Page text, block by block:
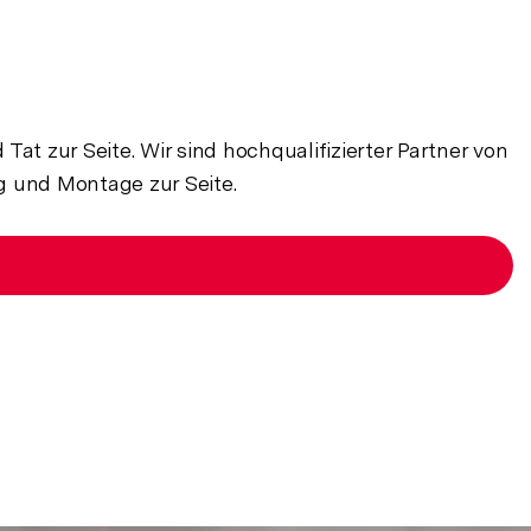
zur Seite. Wir sind hochqualifizierter Partner von
Montage zur Seite.